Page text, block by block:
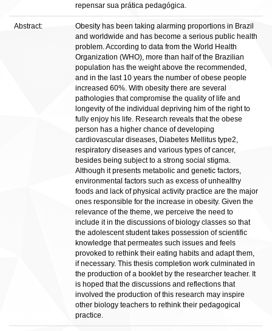
repensar sua prática pedagógica.
Abstract:
Obesity has been taking alarming proportions in Brazil
and worldwide and has become a serious public health
problem. According to data from the World Health
Organization (WHO), more than half of the Brazilian
population has the weight above the recommended,
and in the last 10 years the number of obese people
increased 60%. With obesity there are several
pathologies that compromise the quality of life and
longevity of the individual depriving him of the right to
fully enjoy his life. Research reveals that the obese
person has a higher chance of developing
cardiovascular diseases, Diabetes Mellitus type2,
respiratory diseases and various types of cancer,
besides being subject to a strong social stigma.
Although it presents metabolic and genetic factors,
environmental factors such as excess of unhealthy
foods and lack of physical activity practice are the major
ones responsible for the increase in obesity. Given the
relevance of the theme, we perceive the need to
include it in the discussions of biology classes so that
the adolescent student takes possession of scientific
knowledge that permeates such issues and feels
provoked to rethink their eating habits and adapt them,
if necessary. This thesis completion work culminated in
the production of a booklet by the researcher teacher. It
is hoped that the discussions and reflections that
involved the production of this research may inspire
other biology teachers to rethink their pedagogical
practice.